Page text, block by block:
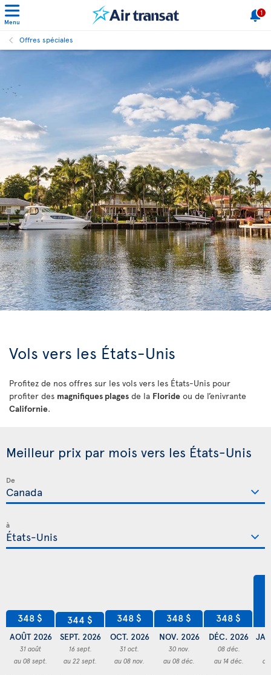
Menu
1
Offres spéciales
Vols vers les États-Unis
Profitez de nos offres sur les vols vers les États-Unis pour
profiter des magnifiques plages de la Floride ou de l’enivrante
Californie.
Meilleur prix par mois vers les États-Unis
De
à
348 $
AOÛT 2026
31 août
au 08 sept.
344 $
SEPT. 2026
16 sept.
au 22 sept.
348 $
OCT. 2026
31 oct.
au 08 nov.
348 $
NOV. 2026
30 nov.
au 08 déc.
348 $
DÉC. 2026
08 déc.
au 14 déc.